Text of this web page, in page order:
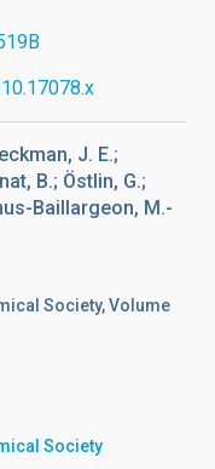
J. E.;
B.; Östlin, G.;
Baillargeon, M.-
Society, Volume
Society